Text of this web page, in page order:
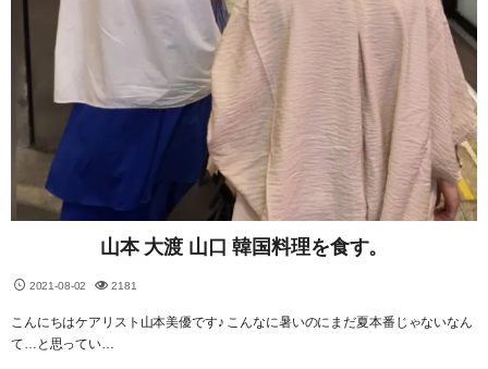
山本 大渡 山口 韓国料理を食す。
2021-08-02 2181
こんにちはケアリスト山本美優です♪ こんなに暑いのにまだ夏本番じゃないなん
て…と思ってい…